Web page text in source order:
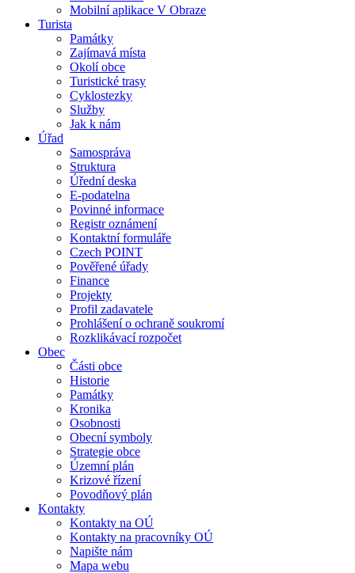
Mobilní aplikace V Obraze
Turista
Památky
Zajímavá místa
Okolí obce
Turistické trasy
Cyklostezky
Služby
Jak k nám
Úřad
Samospráva
Struktura
Úřední deska
E-podatelna
Povinné informace
Registr oznámení
Kontaktní formuláře
Czech POINT
Pověřené úřady
Finance
Projekty
Profil zadavatele
Prohlášení o ochraně soukromí
Rozklikávací rozpočet
Obec
Části obce
Historie
Památky
Kronika
Osobnosti
Obecní symboly
Strategie obce
Územní plán
Krizové řízení
Povodňový plán
Kontakty
Kontakty na OÚ
Kontakty na pracovníky OÚ
Napište nám
Mapa webu